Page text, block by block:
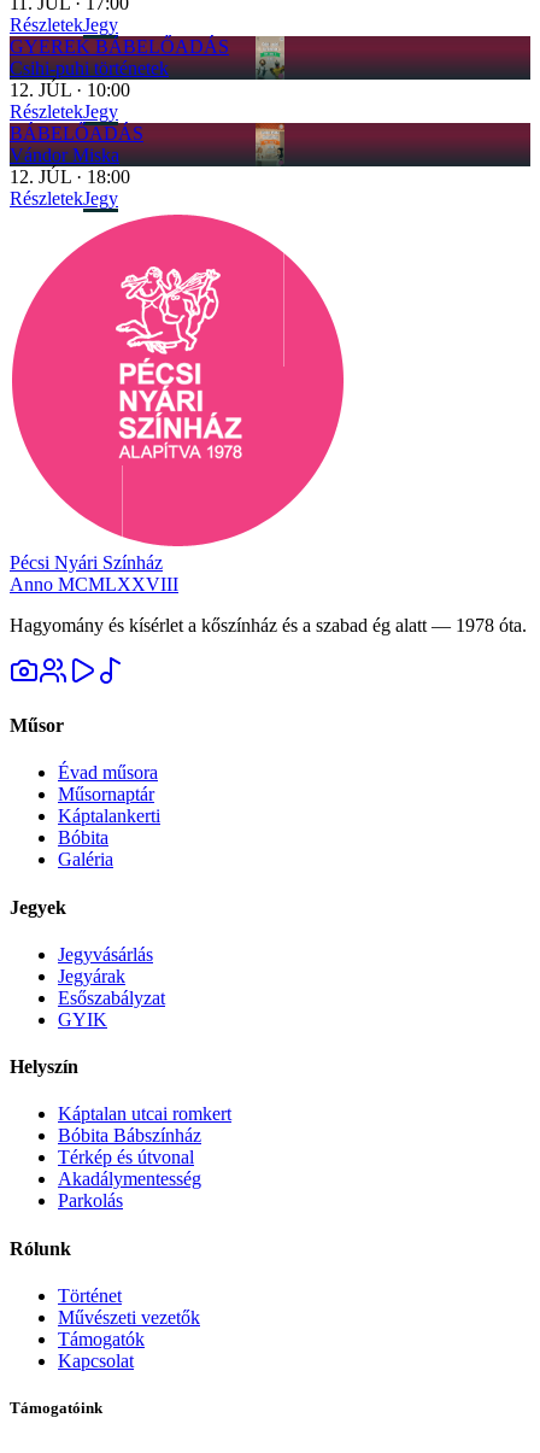
RészletekJegy
GYEREK BÁBELŐADÁS
Csihi-puhi történetek
12. JÚL · 10:00
RészletekJegy
BÁBELŐADÁS
Vándor Miska
12. JÚL · 18:00
RészletekJegy
Pécsi Nyári Színház
Anno MCMLXXVIII
Hagyomány és kísérlet a kőszínház és a szabad ég alatt — 1978 óta.
Műsor
Évad műsora
Műsornaptár
Káptalankerti
Bóbita
Galéria
Jegyek
Jegyvásárlás
Jegyárak
Esőszabályzat
GYIK
Helyszín
Káptalan utcai romkert
Bóbita Bábszínház
Térkép és útvonal
Akadálymentesség
Parkolás
Rólunk
Történet
Művészeti vezetők
Támogatók
Kapcsolat
Támogatóink